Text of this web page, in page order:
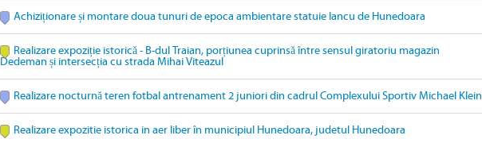
Achiziționare și montare doua tunuri de epoca ambientare statuie Iancu de Hunedoara
Realizare expoziție istorică - B-dul Traian, porțiunea cuprinsă între sensul giratoriu magazin
Dedeman și intersecția cu strada Mihai Viteazul
Realizare nocturnă teren fotbal antrenament 2 juniori din cadrul Complexului Sportiv Michael Klein
Realizare expozitie istorica in aer liber în municipiul Hunedoara, judetul Hunedoara